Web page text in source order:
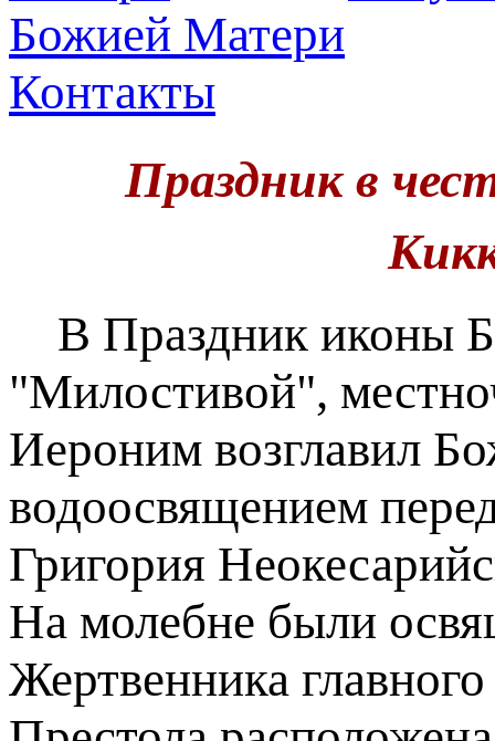
Божией Матери
Контакты
Праздник в
В Праздник иконы
"Милостивой",
Иероним возглавил
водоосвящением
Григория
На молебне были
Жертвенника